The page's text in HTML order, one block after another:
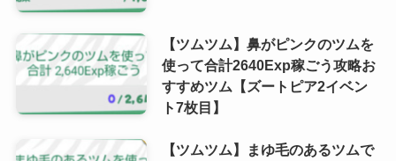
【ツムツム】鼻がピンクのツムを
使って合計2640Exp稼ごう攻略お
すすめツム【ズートピア2イベン
ト7枚目】
【ツムツム】まゆ毛のあるツムで